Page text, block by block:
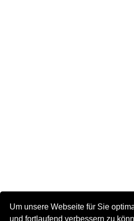
Um unsere Webseite für Sie
und fortlaufend verbessern zu